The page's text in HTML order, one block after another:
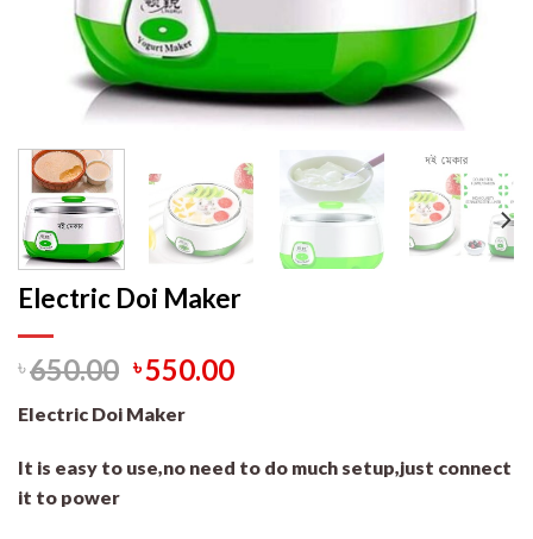
Electric Doi Maker
৳650.00 ৳550.00
Electric Doi Maker
It is easy to use,no need to do much setup,just connect
it to power